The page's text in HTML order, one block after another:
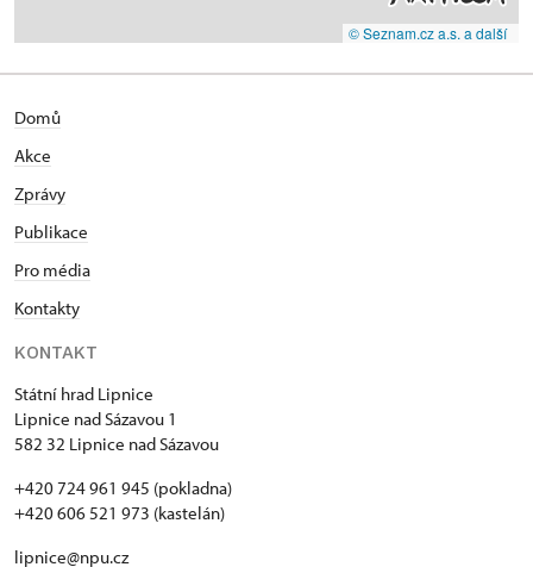
© Seznam.cz a.s. a další
Domů
Akce
Zprávy
Publikace
Pro média
Kontakty
KONTAKT
Státní hrad Lipnice
Lipnice nad Sázavou 1
582 32 Lipnice nad Sázavou
+420 724 961 945 (pokladna)
+420 606 521 973 (kastelán)
lipnice@npu.cz